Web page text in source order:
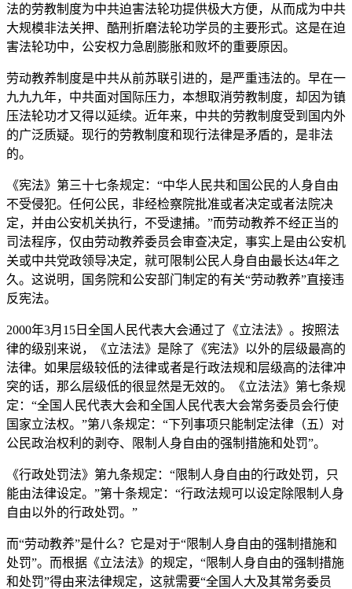
法的劳教制度为中共迫害法轮功提供极大方便，从而成为中共
大规模非法关押、酷刑折磨法轮功学员的主要形式。这是在迫
害法轮功中，公安权力急剧膨胀和败坏的重要原因。
劳动教养制度是中共从前苏联引进的，是严重违法的。早在一
九九九年，中共面对国际压力，本想取消劳教制度，却因为镇
压法轮功才又得以延续。近年来，中共的劳教制度受到国内外
的广泛质疑。现行的劳教制度和现行法律是矛盾的，是非法
的。
《宪法》第三十七条规定：“中华人民共和国公民的人身自由
不受侵犯。任何公民，非经检察院批准或者决定或者法院决
定，并由公安机关执行，不受逮捕。”而劳动教养不经正当的
司法程序，仅由劳动教养委员会审查决定，事实上是由公安机
关或中共党政领导决定，就可限制公民人身自由最长达4年之
久。这说明，国务院和公安部门制定的有关“劳动教养”直接违
反宪法。
2000年3月15日全国人民代表大会通过了《立法法》。按照法
律的级别来说，《立法法》是除了《宪法》以外的层级最高的
法律。如果层级较低的法律或者是行政法规和层级高的法律冲
突的话，那么层级低的很显然是无效的。《立法法》第七条规
定：“全国人民代表大会和全国人民代表大会常务委员会行使
国家立法权。”第八条规定：“下列事项只能制定法律（五）对
公民政治权利的剥夺、限制人身自由的强制措施和处罚”。
《行政处罚法》第九条规定：“限制人身自由的行政处罚，只
能由法律设定。”第十条规定：“行政法规可以设定除限制人身
自由以外的行政处罚。”
而“劳动教养”是什么？它是对于“限制人身自由的强制措施和
处罚”。而根据《立法法》的规定，“限制人身自由的强制措施
和处罚”得由来法律规定，这就需要“全国人大及其常务委员